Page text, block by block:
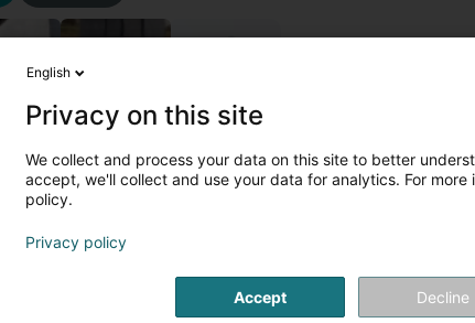
Cheminée, poêle Cheminée Nettoyage
English
Privacy on this site
We collect and process your data on this site to better
accept, we'll collect and use your data for analytics. For more
policy.
Privacy policy
Accept Decline